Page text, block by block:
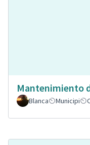
Mantenimiento
Blanca
Municipi